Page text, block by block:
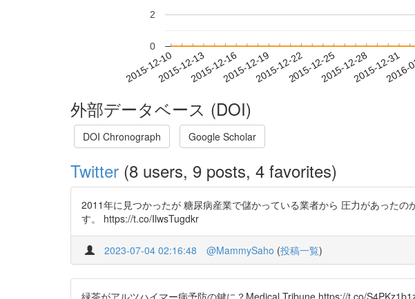
2015-12-102015-12-132015-12-162015-12-192015-12-222015-12-252015-12-282015-12-31
0
2
外部データベース (DOI)
DOI Chronograph Google Scholar
Twitter (8 users, 9 posts, 4 favorites)
2011年に見つかったが 糖尿病産業で儲かっている業者から 圧力があった
す。 https://t.co/IlwsTugdkr
2023-07-04 02:16:48 @MammySaho (投稿一覧)
緑茶がアルツハイマー病予防の鍵に？Medical Tribune https://t.co/